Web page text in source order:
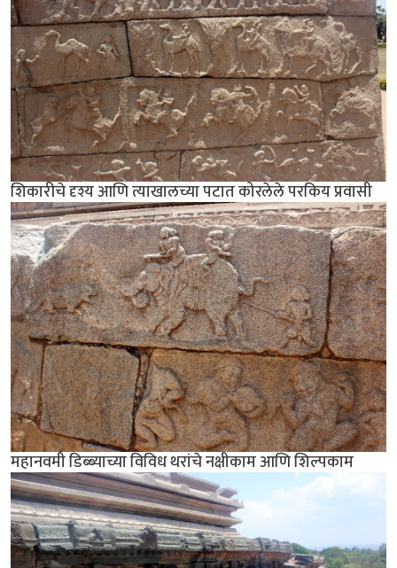
शिकारीचे दृश्य आणि त्याखालच्या पटात कोरलेले परकिय प्रवासी
महानवमी डिब्ब्याच्या विविध थरांचे नक्षीकाम आणि शिल्पकाम